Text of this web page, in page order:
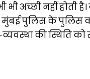
भी अच्छी नहीं होती
मुंबई पुलिस के पुलिस
की स्थिति